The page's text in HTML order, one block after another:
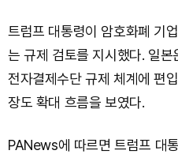
트럼프 대통령이 암호화폐 기
는 규제 검토를 지시했다. 일
전자결제수단 규제 체계에 편
장도 확대 흐름을 보였다.
PANews에 따르면 트럼프 대